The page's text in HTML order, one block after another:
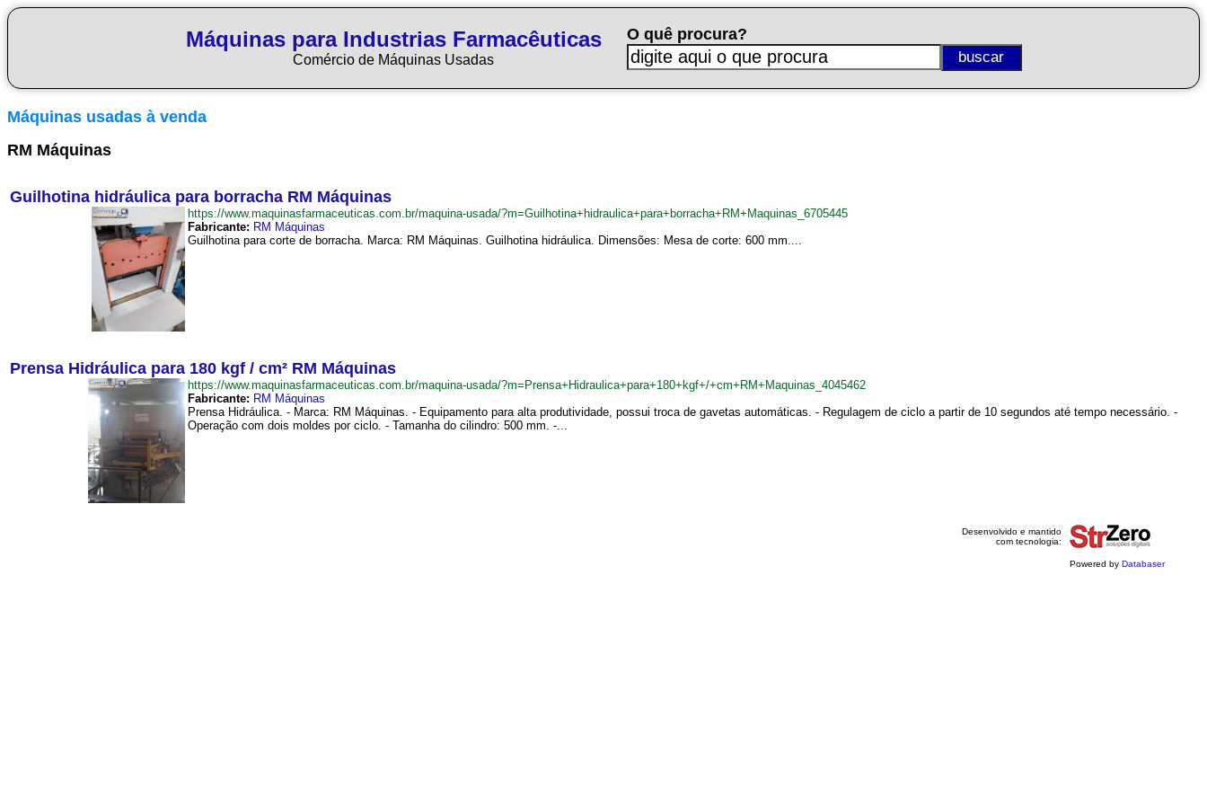
Máquinas para Industrias Farmacêuticas
Comércio de Máquinas Usadas
O quê procura?
Máquinas usadas à venda
RM Máquinas
Guilhotina hidráulica para borracha RM Máquinas
https://www.maquinasfarmaceuticas.com.br/maquina-usada/?m=Guilhotina+hidraulica+para+borracha+RM+Maquinas_6705445
Fabricante: RM Máquinas
Guilhotina para corte de borracha. Marca: RM Máquinas. Guilhotina hidráulica. Dimensões: Mesa de corte: 600 mm....
Prensa Hidráulica para 180 kgf / cm² RM Máquinas
https://www.maquinasfarmaceuticas.com.br/maquina-usada/?m=Prensa+Hidraulica+para+180+kgf+/+cm+RM+Maquinas_4045462
Fabricante: RM Máquinas
Prensa Hidráulica. - Marca: RM Máquinas. - Equipamento para alta produtividade, possui troca de gavetas automáticas. - Regulagem de ciclo a partir de 10 segundos até tempo necessário. -
Operação com dois moldes por ciclo. - Tamanha do cilindro: 500 mm. -...
Desenvolvido e mantido
com tecnologia:
Powered by Databaser